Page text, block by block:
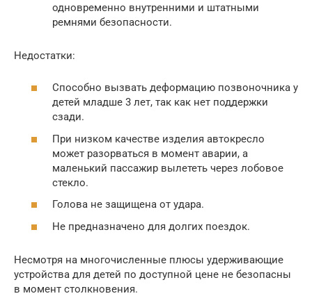
одновременно внутренними и штатными
ремнями безопасности.
Недостатки:
Способно вызвать деформацию позвоночника у
детей младше 3 лет, так как нет поддержки
сзади.
При низком качестве изделия автокресло
может разорваться в момент аварии, а
маленький пассажир вылететь через лобовое
стекло.
Голова не защищена от удара.
Не предназначено для долгих поездок.
Несмотря на многочисленные плюсы удерживающие
устройства для детей по доступной цене не безопасны
в момент столкновения.